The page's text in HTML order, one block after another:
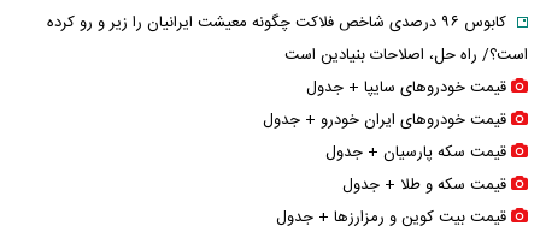
کابوس ۹۶ درصدی شاخص فلاکت چگونه معیشت ایرانیان را زیر و رو کرده
است؟/ راه حل، اصلاحات بنیادین است
قیمت خودرو‌های سایپا + جدول
قیمت خودرو‌های ایران خودرو + جدول
قیمت سکه پارسیان + جدول
قیمت سکه و طلا + جدول
قیمت بیت کوین و رمزارز‌ها + جدول